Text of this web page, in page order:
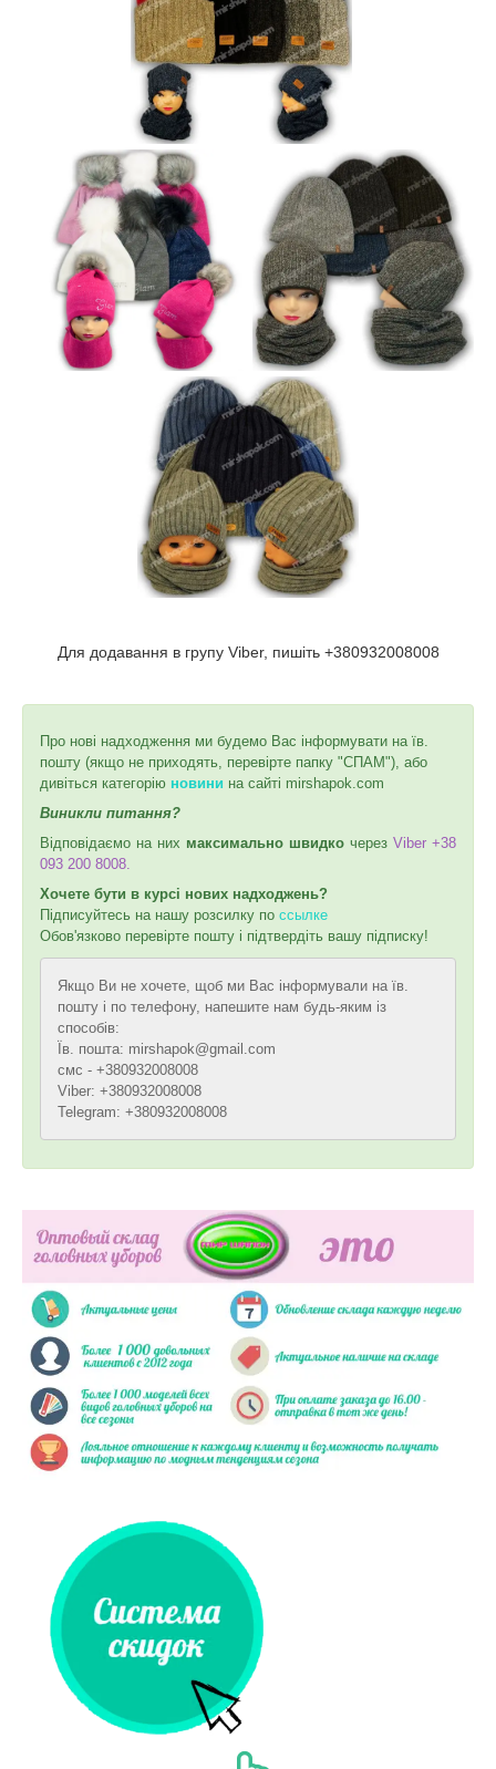
Для додавання в групу Viber, пишіть +380932008008
Про нові надходження ми будемо Вас інформувати на їв.
пошту (якщо не приходять, перевірте папку "СПАМ"), або
дивіться категорію новини на сайті mirshapok.com
Виникли питання?
Відповідаємо на них максимально швидко через Viber +38
093 200 8008.
Хочете бути в курсі нових надходжень?
Підписуйтесь на нашу розсилку по ссылке
Обов'язково перевірте пошту і підтвердіть вашу підписку!
Якщо Ви не хочете, щоб ми Вас інформували на їв.
пошту і по телефону, напешите нам будь-яким із
способів:
Їв. пошта: mirshapok@gmail.com
смс - +380932008008
Viber: +380932008008
Telegram: +380932008008